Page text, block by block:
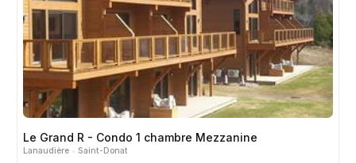
Le Grand R - Condo 1 chambre Mezzanine
Lanaudière
Saint-Donat